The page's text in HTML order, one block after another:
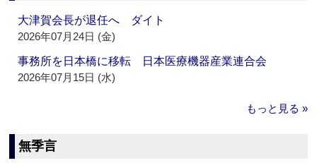
大津賀会長が退任へ ダイト
2026年07月24日 (金)
事務所を日本橋に移転 日本医療機器産業連合会
2026年07月15日 (水)
もっと見る »
無季言